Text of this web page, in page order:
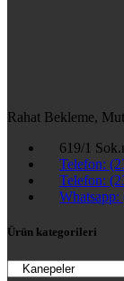
Rahat Bekleme,
619/1
Telefon:
Telefon:
Whatsapp:
Ürün kategorileri